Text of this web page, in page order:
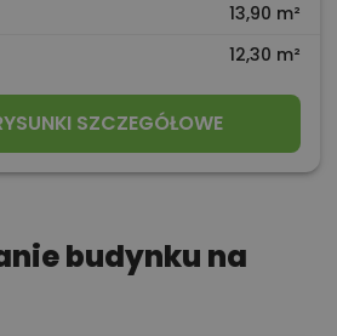
13,90 m²
12,30 m²
SZCZEGÓŁOWE
budynku na